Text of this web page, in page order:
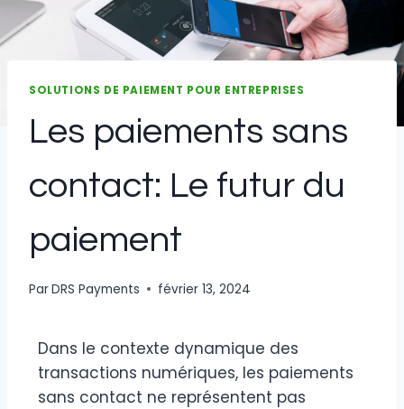
SOLUTIONS DE PAIEMENT POUR ENTREPRISES
Les paiements sans
contact: Le futur du
paiement
ParDRS Payments février 13, 2024
Dans le contexte dynamique des
transactions numériques, les paiements
sans contact ne représentent pas